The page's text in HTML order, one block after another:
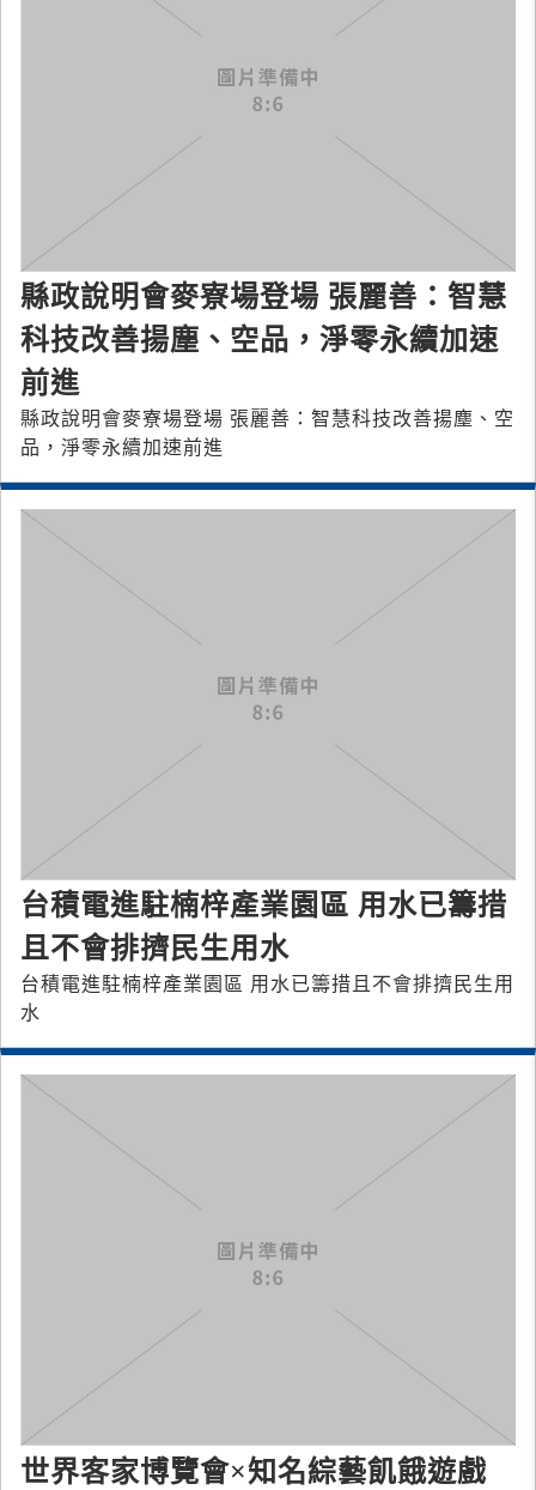
縣政說明會麥寮場登場 張麗善：智慧
科技改善揚塵、空品，淨零永續加速
前進
縣政說明會麥寮場登場 張麗善：智慧科技改善揚塵、空
品，淨零永續加速前進
台積電進駐楠梓產業園區 用水已籌措
且不會排擠民生用水
台積電進駐楠梓產業園區 用水已籌措且不會排擠民生用
水
世界客家博覽會×知名綜藝飢餓遊戲